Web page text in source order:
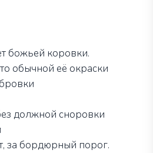
божьей коровки.
обычной её окраски
должной сноровки
за бордюрный порог.